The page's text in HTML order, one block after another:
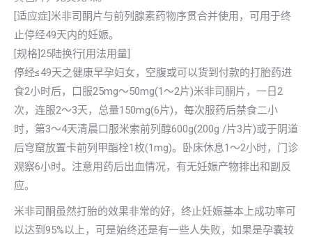
[适应症]米非司酮片与前列腺素药物序贯合并使用，可用于终
止停经49天内的妊娠。
[规格]25陆换行[用法用量]
停经≤49天之健康早孕妇女，空腹或可以货到付款的打胎药进
食2小时后，口服25mg～50mg(1～2片)米非司酮片，一日2
次，连服2～3天，总量150mg(6片)，每次服药后禁食二小
时，第3～4天清晨口服米索前列醇600g(200g /片3片)或于阴道
后穹窟放置卡前列甲酯栓1枚(1mg)。卧床休息1～2小时，门诊
观察6小时。注意用药后出血情况，有无妊娠产物排出和副反
应。
米非司酮虽然打胎的效果非常的好，终止妊娠基本上成功率可
以达到95%以上，可是始终还是有一些人失败，如果是孕囊较